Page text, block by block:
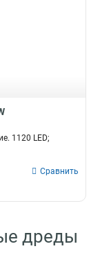
1120 LED;
Сравнить
дреды